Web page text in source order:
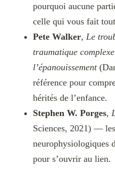
pourquoi aucune
celle qui vous fait
Pete Walker, Le
traumatique
l’épanouissement
référence pour
hérités de l’enfance.
Stephen W. Porges,
Sciences, 2021) —
neurophysiologiques
pour s’ouvrir au lien.